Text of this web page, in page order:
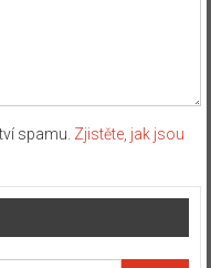
spamu. Zjistěte, jak jsou